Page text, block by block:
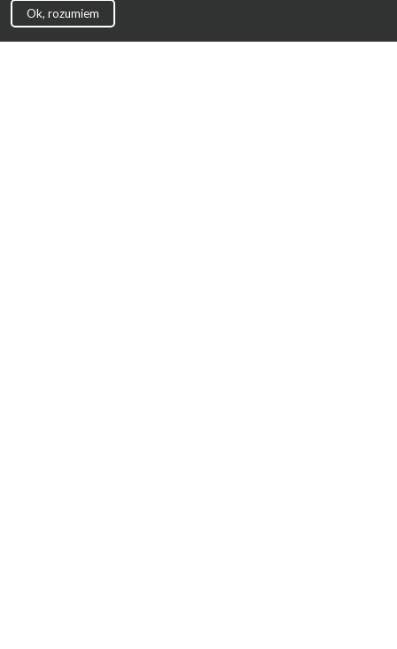
Ok, rozumiem